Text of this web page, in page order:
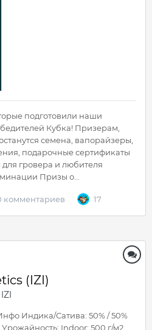
подготовили наши
Кубка! Призерам,
семена, вапорайзеры,
подарочные сертификаты
гровера и любителя
Призы о...
комментариев 17
(IZI)
IZI
Индика/Сатива: 50% / 50%
Indoor: 500 г/м2